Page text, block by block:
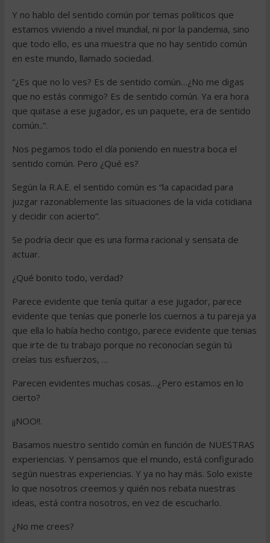
Y no hablo del sentido común por temas políticos que
estamos viviendo a nivel mundial, ni por la pandemia, sino
que todo ello, es una muestra que no hay sentido común
en este mundo, llamado sociedad.
“¿Es que no lo ves? Es de sentido común…¿No me digas
que no estás conmigo? Es de sentido común. Ya era hora
que quitase a ese jugador, es un paquete, era de sentido
común..”.
Nos pegamos todo el día poniendo en nuestra boca el
sentido común. Pero ¿Qué es?
Según la R.A.E. el sentido común es “la capacidad para
juzgar razonablemente las situaciones de la vida cotidiana
y decidir con acierto”.
Se podría decir que es una forma racional y sensata de
actuar.
¿Qué bonito todo, verdad?
Parece evidente que tenía quitar a ese jugador, parece
evidente que tenías que ponerle los cuernos a tu pareja ya
que ella lo había hecho contigo, parece evidente que tenias
que irte de tu trabajo porque no reconocían según tú
creías tus esfuerzos, …
Parecen evidentes muchas cosas…¿Pero estamos en lo
cierto?
¡¡NOO!!.
Basamos nuestro sentido común en función de NUESTRAS
experiencias. Y pensamos que el mundo, está configurado
según nuestras experiencias. Y ya no hay más. Solo existe
lo que nosotros creemos y quién nos rebata nuestras
ideas, está contra nosotros, en vez de escucharlo.
¿No me crees?